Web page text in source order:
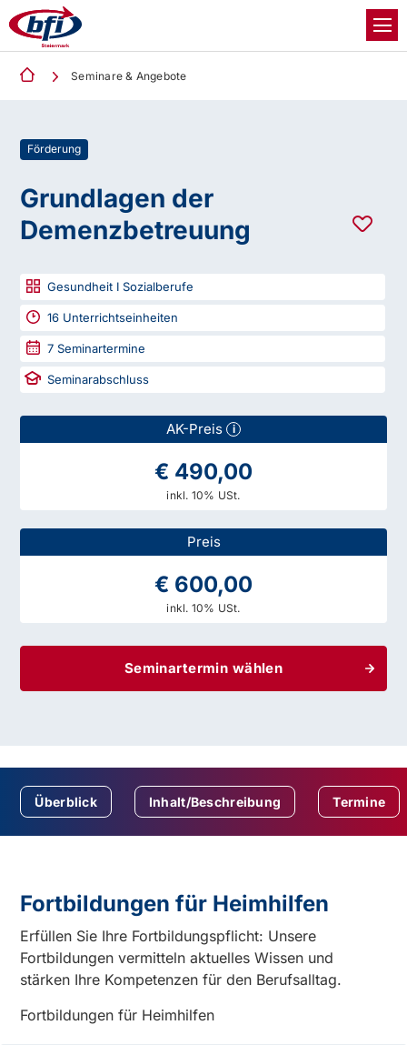
Seminare & Angebote
Förderung
Grundlagen der
Demenzbetreuung
Gesundheit I Sozialberufe
16 Unterrichtseinheiten
7 Seminartermine
Seminarabschluss
AK-Preis i
€ 490,00
inkl. 10% USt.
Preis
€ 600,00
inkl. 10% USt.
Seminartermin wählen
Überblick Inhalt/Beschreibung Termine
Fortbildungen für Heimhilfen
Erfüllen Sie Ihre Fortbildungspflicht: Unsere
Fortbildungen vermitteln aktuelles Wissen und
stärken Ihre Kompetenzen für den Berufsalltag.
Fortbildungen für Heimhilfen